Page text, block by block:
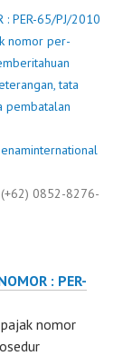
: PER-65/PJ/2010
nomor per-
tata
pembatalan
0852-8276-
: PER-
nomor